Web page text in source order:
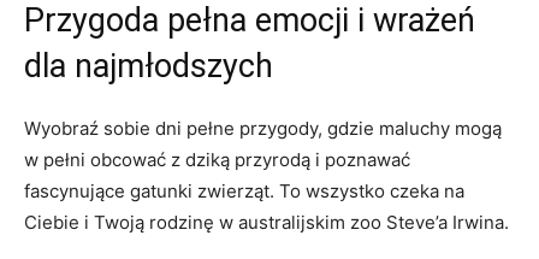
Przygoda pełna emocji i wrażeń
dla najmłodszych
Wyobraź sobie dni ⁤pełne przygody, gdzie maluchy mogą
w pełni obcować z dziką przyrodą i poznawać
⁣fascynujące gatunki zwierząt. To wszystko czeka​ na
Ciebie i Twoją rodzinę w australijskim zoo Steve’a Irwina.